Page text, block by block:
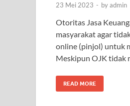
23 Mei 2023 - byadmin
Otoritas Jasa
masyarakat agar
online (pinjol) untuk
Meskipun OJK tidak
READ MORE